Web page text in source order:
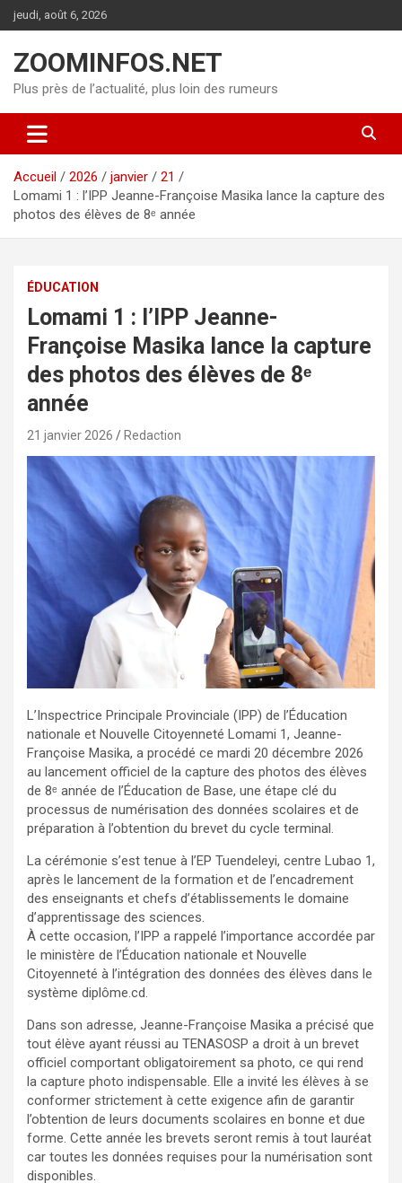
Aller
au
jeudi, août 6, 2026
ZOOMINFOS.NET
Plus près de l’actualité, plus loin des rumeurs
Accueil 2026 janvier
21
Lomami 1 : l’IPP Jeanne-Françoise Masika lance la capture des
photos des élèves de 8ᵉ année
ÉDUCATION
Lomami 1 : l’IPP Jeanne-
Françoise Masika lance la capture
des photos des élèves de 8ᵉ
année
21 janvier 2026 Redaction
L’Inspectrice Principale Provinciale (IPP) de l’Éducation
nationale et Nouvelle Citoyenneté Lomami 1, Jeanne-
Françoise Masika, a procédé ce mardi 20 décembre 2026
au lancement officiel de la capture des photos des élèves
de 8ᵉ année de l’Éducation de Base, une étape clé du
processus de numérisation des données scolaires et de
préparation à l’obtention du brevet du cycle terminal.
La cérémonie s’est tenue à l’EP Tuendeleyi, centre Lubao 1,
après le lancement de la formation et de l’encadrement
des enseignants et chefs d’établissements le domaine
d’apprentissage des sciences.
À cette occasion, l’IPP a rappelé l’importance accordée par
le ministère de l’Éducation nationale et Nouvelle
Citoyenneté à l’intégration des données des élèves dans le
système diplôme.cd.
Dans son adresse, Jeanne-Françoise Masika a précisé que
tout élève ayant réussi au TENASOSP a droit à un brevet
officiel comportant obligatoirement sa photo, ce qui rend
la capture photo indispensable. Elle a invité les élèves à se
conformer strictement à cette exigence afin de garantir
l’obtention de leurs documents scolaires en bonne et due
forme. Cette année les brevets seront remis à tout lauréat
car toutes les données requises pour la numérisation sont
disponibles.